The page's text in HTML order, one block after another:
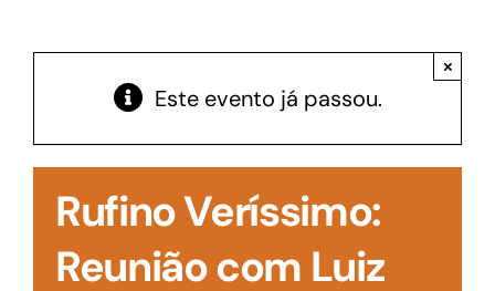
Este evento já passou.
×
Rufino Veríssimo:
Reunião com Luiz